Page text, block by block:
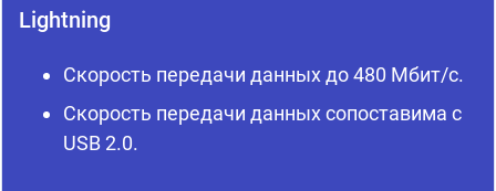
Lightning
Скорость передачи данных до 480 Мбит/с.
Скорость передачи данных сопоставима с
USB 2.0.